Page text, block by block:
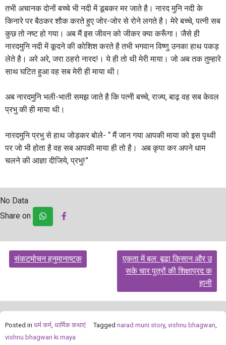
तभी अचानक दोनों बच्चे भी नदी में डूबकर मर जाते है। नारद मुनि नदी के
किनारे पर बैठकर शौक करते हुए जोर-जोर से रोने लगते है। मेरे बच्चे, पत्नी सब
कुछ तो नष्ट हो गया। अब मैं इस जीवन को जीकर क्या करूँगा। जैसे ही
नारदमुनि नदी में कूदने की कोशिश करते है तभी भगवान विष्णु उनका हाथ पकड़
लेते है। अरे अरे, जरा ठहरो नारद!। ये ही तो थी मेरी माया। जो अब तक तुम्हारे
साथ घटित हुआ वह सब मेरी ही माया थी।
अब नारदमुनि भली-भाती समझ जाते है कि पत्नी बच्चे, राज्य, बाढ़ वह सब केवल
प्रभु की ही माया थी।
नारदमुनि प्रभु से हाथ जोड़कर बोले- “ मैं जान गया आपकी माया को इस पृथ्वी
पर जो भी होता है वह सब आपकी माया ही तो है। अब कृपा कर अपने धाम
चलने की आज्ञा दीजिये, प्रभु!”
No Data
Share on
Post
navigation
संकटमोचन हनुमानाष्टक
एकता में बल: बूढ़ा किसान और उ
सके चार पुत्रों की शिक्षाप्रद क
हानी
Posted in धर्म कर्म, धार्मिक कथाएं Tagged narad muni story, vishnu bhagwan,
vishnu bhagwan ki maya